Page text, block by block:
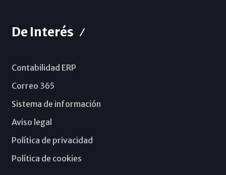
De Interés
Contabilidad ERP
Correo 365
Sistema de información
Aviso legal
Política de privacidad
Política de cookies